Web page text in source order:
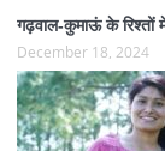
गढ़वाल-कुमाऊं के रिश्तों
December 18, 2024